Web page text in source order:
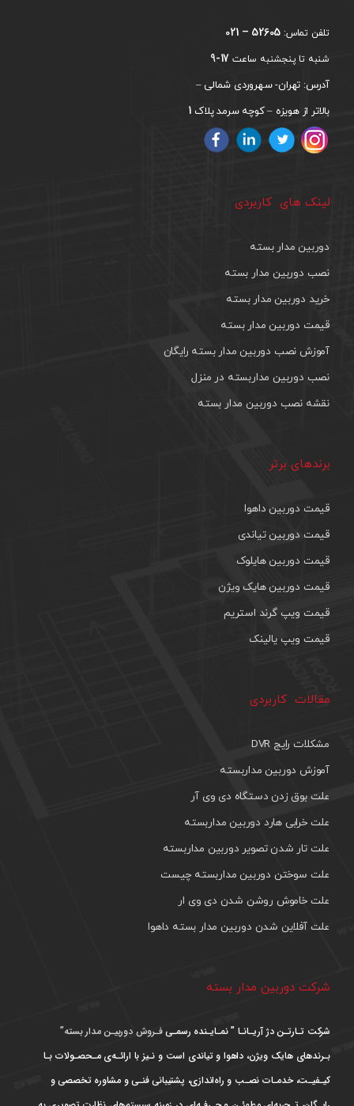
تلفن تماس: 52605 – 021
شنبه تا پنجشنبه ساعت 17-9
آدرس: تهران- سهروردی شمالی –
بالاتر از هویزه – کوچه سرمد پلاک 1
لینک های کاربردی
دوربین مدار بسته
نصب دوربین مدار بسته
خرید دوربین مدار بسته
قیمت دوربین مدار بسته
آموزش نصب دوربین مدار بسته رایگان
نصب دوربین مداربسته در منزل
نقشه نصب دوربین مدار بسته
برندهای برتر
قیمت دوربین داهوا
قیمت دوربین تیاندی
قیمت دوربین هایلوک
قیمت دوربین هایک ویژن
قیمت ویپ گرند استریم
قیمت ویپ یالینک
مقالات کاربردی
مشکلات رایج DVR
آموزش دوربین مداربسته
علت بوق زدن دستگاه دی وی آر
علت خرابی هارد دوربین مداربسته
علت تار شدن تصویر دوربین مداربسته
علت سوختن دوربین مداربسته چیست
علت خاموش روشن شدن دی وی ار
علت آفلاین شدن دوربین مدار بسته داهوا
شرکت دوربین مدار بسته
شرکت تـارتـن دژ آریـانـا ” نمـایـنده رسمـیفـروش دوربیـن مدار بسته”
بـرندهای هایک ویژن، داهوا و تیاندی است و نـیز با ارائـه‌ی مـحصـولات بـا
کیـفیـت، خدمـات نصـب و راه‌اندازی، پشتیبانی فنـی و مشاوره تخصصی و